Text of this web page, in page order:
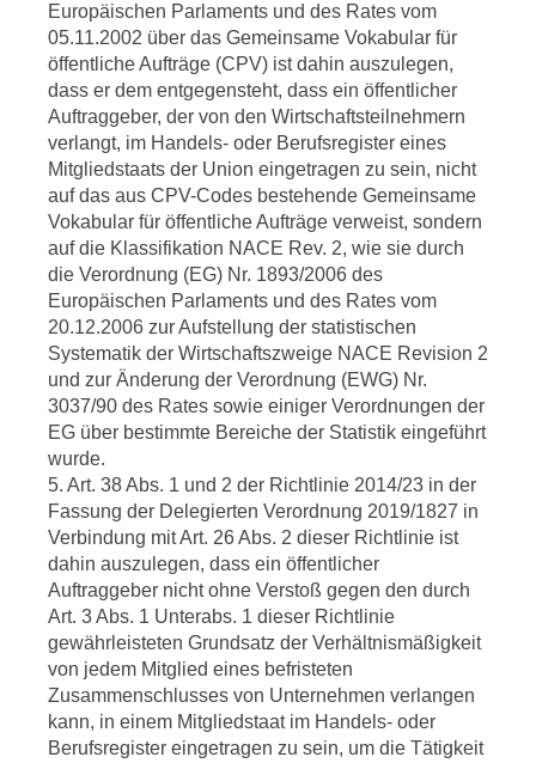
Europäischen Parlaments und des Rates vom
05.11.2002 über das Gemeinsame Vokabular für
öffentliche Aufträge (CPV) ist dahin auszulegen,
dass er dem entgegensteht, dass ein öffentlicher
Auftraggeber, der von den Wirtschaftsteilnehmern
verlangt, im Handels- oder Berufsregister eines
Mitgliedstaats der Union eingetragen zu sein, nicht
auf das aus CPV-Codes bestehende Gemeinsame
Vokabular für öffentliche Aufträge verweist, sondern
auf die Klassifikation NACE Rev. 2, wie sie durch
die Verordnung (EG) Nr. 1893/2006 des
Europäischen Parlaments und des Rates vom
20.12.2006 zur Aufstellung der statistischen
Systematik der Wirtschaftszweige NACE Revision 2
und zur Änderung der Verordnung (EWG) Nr.
3037/90 des Rates sowie einiger Verordnungen der
EG über bestimmte Bereiche der Statistik eingeführt
wurde.
5. Art. 38 Abs. 1 und 2 der Richtlinie 2014/23 in der
Fassung der Delegierten Verordnung 2019/1827 in
Verbindung mit Art. 26 Abs. 2 dieser Richtlinie ist
dahin auszulegen, dass ein öffentlicher
Auftraggeber nicht ohne Verstoß gegen den durch
Art. 3 Abs. 1 Unterabs. 1 dieser Richtlinie
gewährleisteten Grundsatz der Verhältnismäßigkeit
von jedem Mitglied eines befristeten
Zusammenschlusses von Unternehmen verlangen
kann, in einem Mitgliedstaat im Handels- oder
Berufsregister eingetragen zu sein, um die Tätigkeit